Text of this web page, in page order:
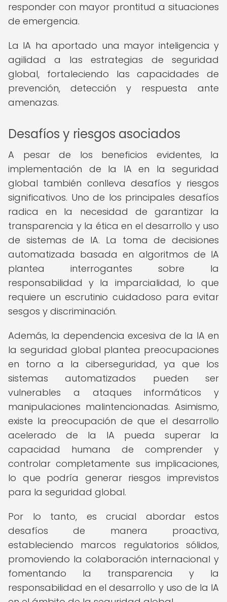
responder con mayor prontitud a situaciones
de emergencia.
La IA ha aportado una mayor inteligencia y
agilidad a las estrategias de seguridad
global, fortaleciendo las capacidades de
prevención, detección y respuesta ante
amenazas.
Desafíos y riesgos asociados
A pesar de los beneficios evidentes, la
implementación de la IA en la seguridad
global también conlleva desafíos y riesgos
significativos. Uno de los principales desafíos
radica en la necesidad de garantizar la
transparencia y la ética en el desarrollo y uso
de sistemas de IA. La toma de decisiones
automatizada basada en algoritmos de IA
plantea interrogantes sobre la
responsabilidad y la imparcialidad, lo que
requiere un escrutinio cuidadoso para evitar
sesgos y discriminación.
Además, la dependencia excesiva de la IA en
la seguridad global plantea preocupaciones
en torno a la ciberseguridad, ya que los
sistemas automatizados pueden ser
vulnerables a ataques informáticos y
manipulaciones malintencionadas. Asimismo,
existe la preocupación de que el desarrollo
acelerado de la IA pueda superar la
capacidad humana de comprender y
controlar completamente sus implicaciones,
lo que podría generar riesgos imprevistos
para la seguridad global.
Por lo tanto, es crucial abordar estos
desafíos de manera proactiva,
estableciendo marcos regulatorios sólidos,
promoviendo la colaboración internacional y
fomentando la transparencia y la
responsabilidad en el desarrollo y uso de la IA